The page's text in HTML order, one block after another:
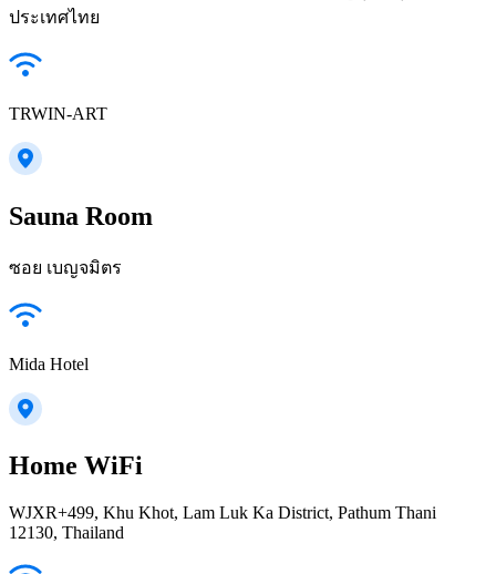
ประเทศไทย
TRWIN-ART
Sauna Room
ซอย เบญจมิตร
Mida Hotel
Home WiFi
WJXR+499, Khu Khot, Lam Luk Ka District, Pathum Thani
12130, Thailand